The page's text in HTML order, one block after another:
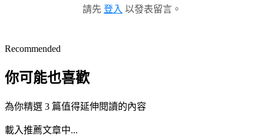
請先 登入 以發表留言。
Recommended
你可能也喜歡
為你精選 3 篇值得延伸閱讀的內容
載入推薦文章中...